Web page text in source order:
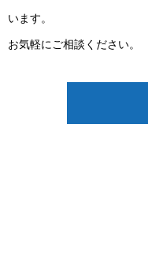
います。
​​​​​​​お気軽にご相談ください。